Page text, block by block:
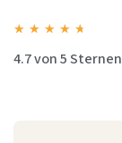
★ ★ ★ ★ ★
4.7 von 5 Sternen